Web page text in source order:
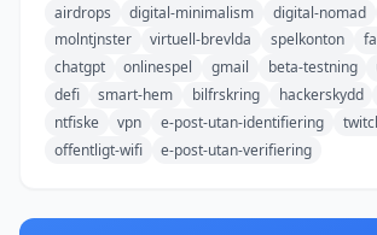
airdrops
digital-minimalism digital-nomad
molntjnster
virtuell-brevlda spelkonton
chatgpt
onlinespel gmail beta-testning
defi
smart-hem bilfrskring hackerskydd
ntfiske
vpn e-post-utan-identifiering
offentligt-wifi
e-post-utan-verifiering